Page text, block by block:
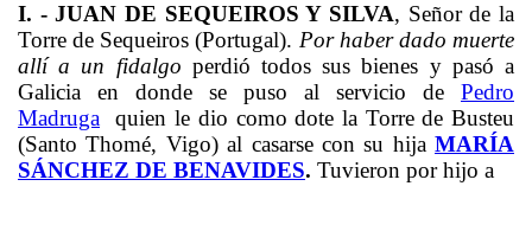
I. - JUAN DE SEQUEIROS Y SILVA, Señor de la
Torre de Sequeiros (Portugal). Por haber dado muerte
allí a un fidalgo perdió todos sus bienes y pasó a
Galicia en donde se puso al servicio de Pedro
Madruga quien le dio como dote la Torre de Busteu
(Santo Thomé, Vigo) al casarse con su hija MARÍA
SÁNCHEZ DE BENAVIDES. Tuvieron por hijo a